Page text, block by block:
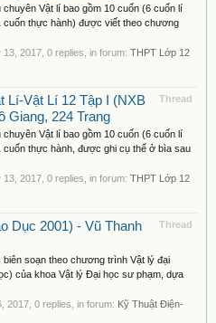
chuyên Vật lí bao gồm 10 cuốn (6 cuốn lí
cuốn thực hành) được viết theo chương
13, 2017 , 0 replies, in forum: THPT Lớp 12
Thread
Lí-Vật Lí 12 Tập I (NXB
Giang, 224 Trang
chuyên Vật lí bao gồm 10 cuốn (6 cuốn lí
cuốn thực hành, được ghi cụ thể ở bìa sau
13, 2017 , 0 replies, in forum: THPT Lớp 12
Thread
Dục 2001) - Vũ Thanh
soạn theo chương trình Vật lý đại
của khoa Vật lý Đại học sư phạm, dựa
2017 , 0 replies, in forum: Kỹ Thuật Điện-